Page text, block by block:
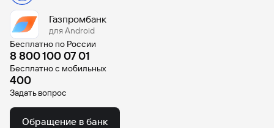
Газпромбанк
для Android
Бесплатно по России
8 800 100 07 01
Бесплатно с мобильных
400
Задать вопрос
Обращение в банк